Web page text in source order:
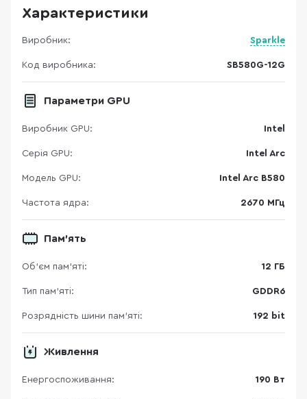
Характеристики
Виробник: Sparkle
Код виробника: SB580G-12G
Параметри GPU
Виробник GPU: Intel
Серія GPU: Intel Arc
Модель GPU: Intel Arc B580
Частота ядра: 2670 МГц
Пам'ять
Об’єм пам’яті: 12 ГБ
Тип пам’яті: GDDR6
Розрядність шини пам'яті: 192 bit
Живлення
Енергоспоживання: 190 Вт